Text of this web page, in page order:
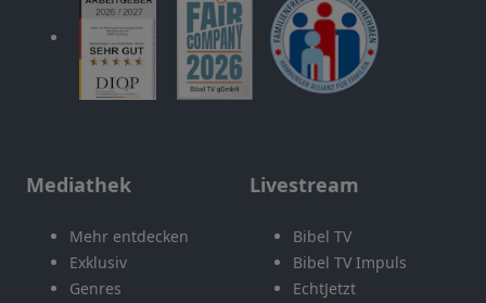
Mediathek
Mehr entdecken
Exklusiv
Genres
Livestream
Bibel TV
Bibel TV Impuls
EchtJetzt